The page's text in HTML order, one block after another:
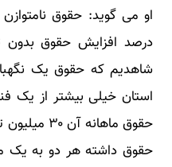
درصد افزایش حقوق
شاهدیم که حقوق یک
استان خیلی بیشتر از یک